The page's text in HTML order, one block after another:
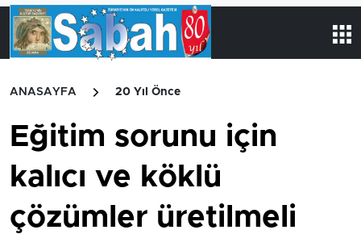
ANASAYFA 20 Yıl Önce
Eğitim sorunu için
kalıcı ve köklü
çözümler üretilmeli